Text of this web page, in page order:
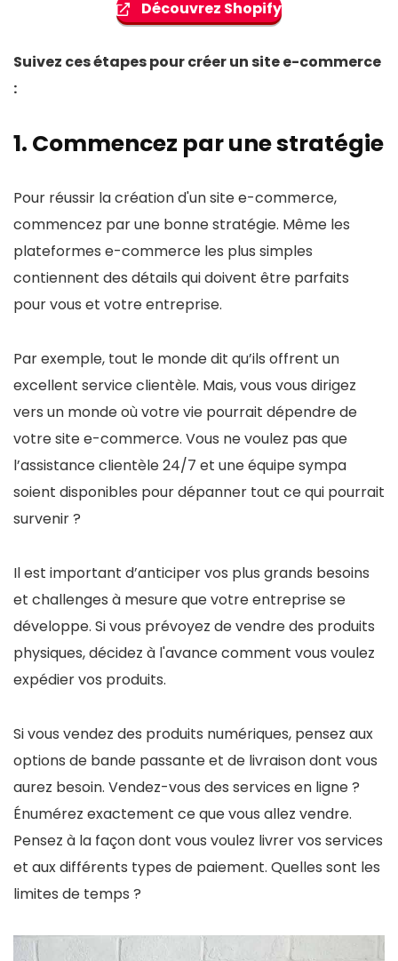
Découvrez Shopify
Suivez ces étapes pour créer un site e-commerce
:
1. Commencez par une stratégie
Pour réussir la création d'un site e-commerce,
commencez par une bonne stratégie. Même les
plateformes e-commerce les plus simples
contiennent des détails qui doivent être parfaits
pour vous et votre entreprise.
Par exemple, tout le monde dit qu’ils offrent un
excellent service clientèle. Mais, vous vous dirigez
vers un monde où votre vie pourrait dépendre de
votre site e-commerce. Vous ne voulez pas que
l’assistance clientèle 24/7 et une équipe sympa
soient disponibles pour dépanner tout ce qui pourrait
survenir ?
Il est important d’anticiper vos plus grands besoins
et challenges à mesure que votre entreprise se
développe. Si vous prévoyez de vendre des produits
physiques, décidez à l'avance comment vous voulez
expédier vos produits.
Si vous vendez des produits numériques, pensez aux
options de bande passante et de livraison dont vous
aurez besoin. Vendez-vous des services en ligne ?
Énumérez exactement ce que vous allez vendre.
Pensez à la façon dont vous voulez livrer vos services
et aux différents types de paiement. Quelles sont les
limites de temps ?